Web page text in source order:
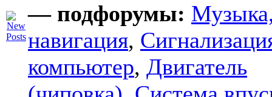
— подфорумы:
навигация,
компьютер, Двигатель